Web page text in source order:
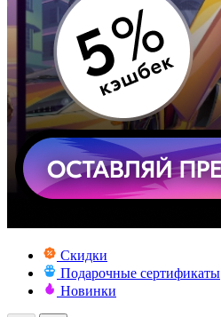
Скидки
Подарочные сертификаты
Новинки